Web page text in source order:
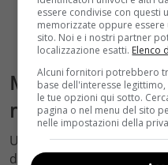
Matilde Gioli
maschilismo nel
Uno degli aspetti più
di Matilde Gioli — e uno
essere condivise con questi
memorizzate oppure
sito. Noi e i nostri partner
localizzazione esatti. Elenco
Alcuni fornitori potrebbero
base dell'interesse
le tue opzioni qui sotto.
pagina o nel menu del sito
nelle impostazioni della